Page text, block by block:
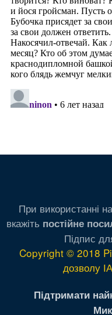
При використанні
вкажіть постійне
Підпис
Copyright © 2018
дозволу
Підтримати